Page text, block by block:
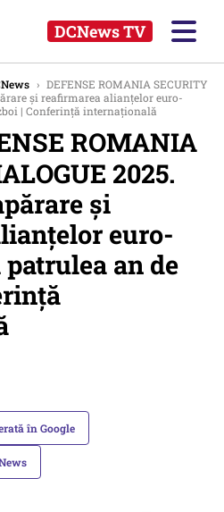
DCNews TV
› DEFENSE ROMANIA SECURITY
și reafirmarea alianțelor euro-
| Conferință internațională
ROMANIA
2025.
și
euro-
an de
în Google